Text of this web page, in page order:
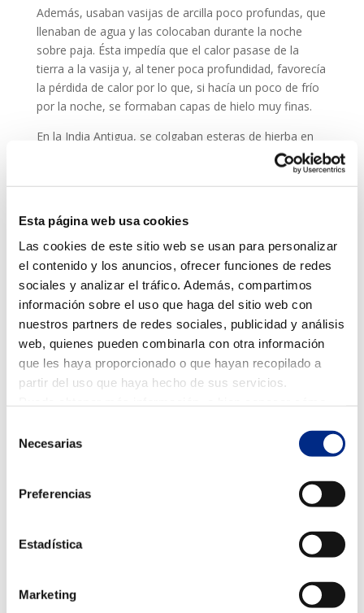
Esta página web usa cookies
Las cookies de este sitio web se usan para personalizar
el contenido y los anuncios, ofrecer funciones de redes
sociales y analizar el tráfico. Además, compartimos
información sobre el uso que haga del sitio web con
nuestros partners de redes sociales, publicidad y análisis
web, quienes pueden combinarla con otra información
que les haya proporcionado o que hayan recopilado a
partir del uso que haya hecho de sus servicios.
Necesarias
Preferencias
Estadística
Marketing
Además, usaban vasijas de arcilla poco profundas, que
llenaban de agua y las colocaban durante la noche
sobre paja. Ésta impedía que el calor pasase de la
tierra a la vasija y, al tener poca profundidad, favorecía
la pérdida de calor por lo que, si hacía un poco de frío
por la noche, se formaban capas de hielo muy finas.
En la India Antigua, se colgaban esteras de hierba en
puertas y ventanas, que se humedecían previamente y
que, al entrar el aire, actuaban como filtro y hacían
bajar la temperatura.
En la Edad Media y, más concretamente, en la
Península Ibérica, se empezaron a usar procesos
químicos que conseguían reducir la temperatura. Un
ejemplo de estos procesos, era la mezcla de nitrato
sódico y nitrato de potasio en agua.
En el siglo XVI, se descubrió que el agua se podía
congelar mezclándola con sal.
En 1715 Fahrenheit, a través de una mezcla de nieve y
nitrato amónico, consiguió establecer el cero del
El aire acondicionado en la edad
contemporánea
por ejemplo, dejar hervir al vacío parcial el
éter etílico
o dejando el -eter al aire para conseguir hielo artificial.
También se descubrieron propiedades termodinámicas
En 1741, Stephen Hale y Martin Friewald ventilaron las